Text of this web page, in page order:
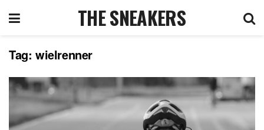
THE SNEAKERS
Tag: wielrenner